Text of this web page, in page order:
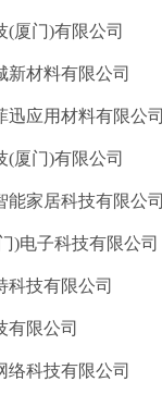
门)有限公司
材料有限公司
应用材料有限公司
门)有限公司
家居科技有限公司
子科技有限公司
技有限公司
限公司
科技有限公司